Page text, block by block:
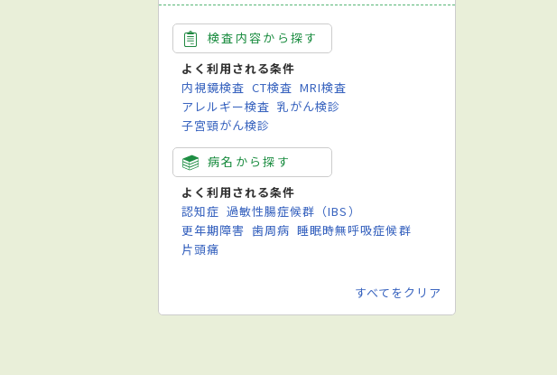
検査内容から探す
よく利用される条件
内視鏡検査 CT検査 MRI検査
アレルギー検査 乳がん検診
子宮頸がん検診
病名から探す
よく利用される条件
認知症 過敏性腸症候群（IBS）
更年期障害 歯周病 睡眠時無呼吸症候群
片頭痛
すべてをクリア